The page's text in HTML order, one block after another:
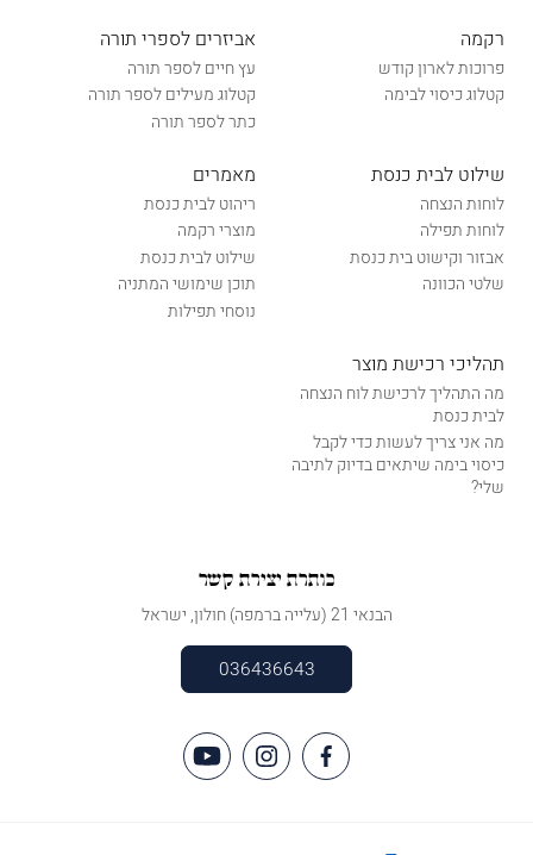
רקמה
פרוכות לארון קודש
קטלוג כיסוי לבימה
אביזרים לספרי תורה
עץ חיים לספר תורה
קטלוג מעילים לספר תורה
כתר לספר תורה
שילוט לבית כנסת
לוחות הנצחה
לוחות תפילה
אבזור וקישוט בית כנסת
שלטי הכוונה
מאמרים
ריהוט לבית כנסת
מוצרי רקמה
שילוט לבית כנסת
תוכן שימושי המתניה
נוסחי תפילות
תהליכי רכישת מוצר
מה התהליך לרכישת לוח הנצחה
לבית כנסת
מה אני צריך לעשות כדי לקבל
כיסוי בימה שיתאים בדיוק לתיבה
שלי?
כותרת יצירת קשר
הבנאי 21 (עלייה ברמפה) חולון, ישראל
036436643